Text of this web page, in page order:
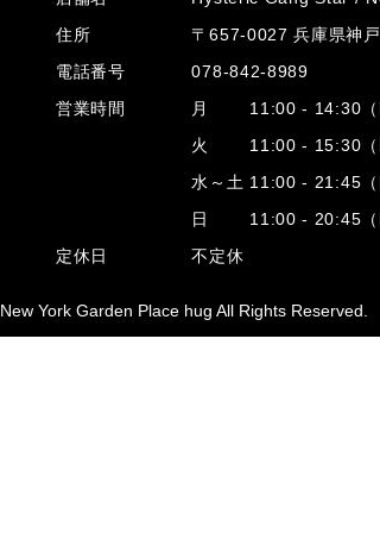
住所
〒657-0027 兵庫県神
電話番号
078-842-8989
営業時間
月 11:00 - 14:30（
火 11:00 - 15:30（
水～土 11:00 - 21:45（
日 11:00 - 20:45（
定休日
不定休
New York Garden Place hug All Rights Reserved.